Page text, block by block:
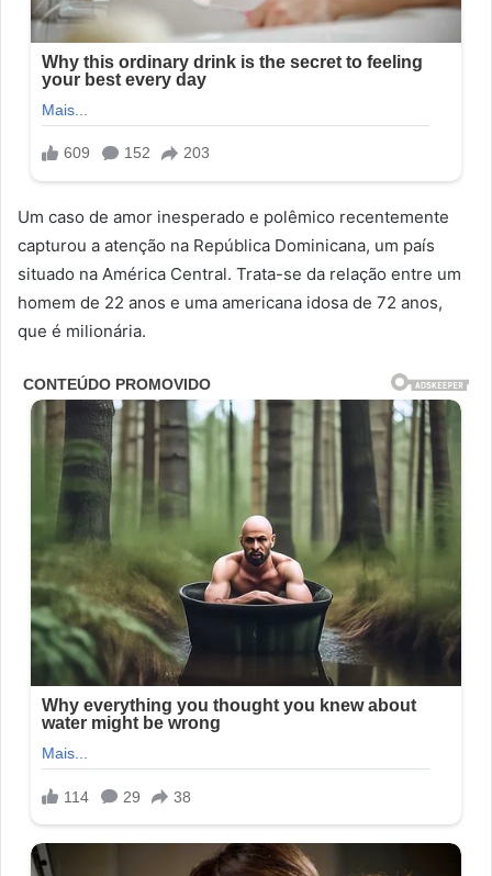
Um caso de amor inesperado e polêmico recentemente
capturou a atenção na República Dominicana, um país
situado na América Central. Trata-se da relação entre um
homem de 22 anos e uma americana idosa de 72 anos,
que é milionária.